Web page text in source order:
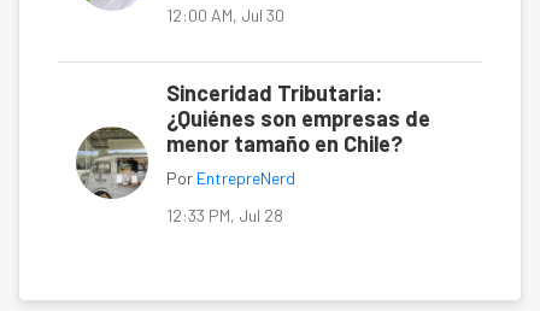
12:00 AM, Jul 30
Sinceridad Tributaria:
¿Quiénes son empresas de
menor tamaño en Chile?
Por EntrepreNerd
12:33 PM, Jul 28